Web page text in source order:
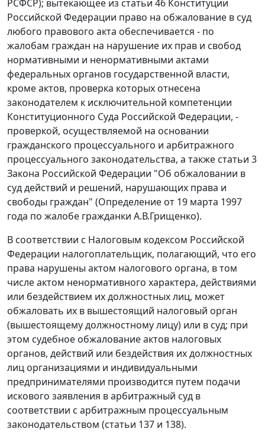
РСФСР); вытекающее из статьи 46 Конституции
Российской Федерации право на обжалование в суд
любого правового акта обеспечивается - по
жалобам граждан на нарушение их прав и свобод
нормативными и ненормативными актами
федеральных органов государственной власти,
кроме актов, проверка которых отнесена
законодателем к исключительной компетенции
Конституционного Суда Российской Федерации, -
проверкой, осуществляемой на основании
гражданского процессуального и арбитражного
процессуального законодательства, а также статьи 3
Закона Российской Федерации "Об обжаловании в
суд действий и решений, нарушающих права и
свободы граждан" (Определение от 19 марта 1997
года по жалобе гражданки А.В.Грищенко).
В соответствии с Налоговым кодексом Российской
Федерации налогоплательщик, полагающий, что его
права нарушены актом налогового органа, в том
числе актом ненормативного характера, действиями
или бездействием их должностных лиц, может
обжаловать их в вышестоящий налоговый орган
(вышестоящему должностному лицу) или в суд; при
этом судебное обжалование актов налоговых
органов, действий или бездействия их должностных
лиц организациями и индивидуальными
предпринимателями производится путем подачи
искового заявления в арбитражный суд в
соответствии с арбитражным процессуальным
законодательством (статьи 137 и 138).